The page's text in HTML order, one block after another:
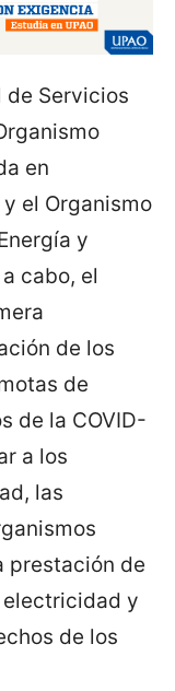
de Servicios
en
el Organismo
y
cabo, el
de los
de
de la COVID-
a los
las
prestación de
electricidad y
de los